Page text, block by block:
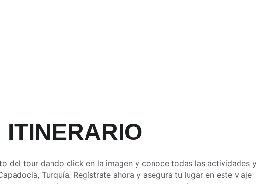
ITINERARIO
del tour dando click en la imagen y conoce todas las actividades y
Turquía. Regístrate ahora y asegura tu lugar en este viaje